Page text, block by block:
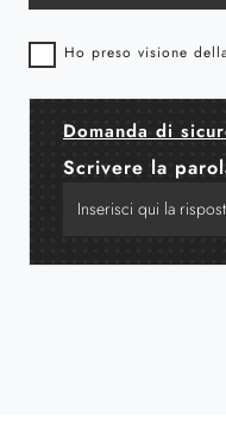
Ho preso visione della
Domanda di
Scrivere la